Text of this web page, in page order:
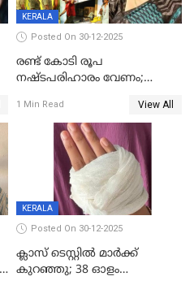
KERALA
Posted On 30-12-2025
രണ്ട് കോടി രൂപ
നഷ്ടപരിഹാരം വേണം;
നോട്ടീസയച്ച് ഉമാ തോമസ്
1 Min Read View All
KERALA
Posted On 30-12-2025
ക്ലാസ് ടെസ്റ്റിൽ മാർക്ക്
കുറഞ്ഞു; 38 ഓളം